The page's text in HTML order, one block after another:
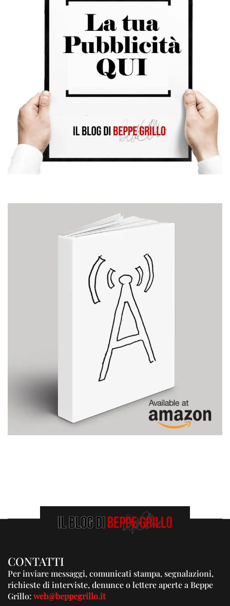
CONTATTI
Per inviare messaggi, comunicati stampa, segnalazioni,
richieste di interviste, denunce o lettere aperte a Beppe
Grillo:web@beppegrillo.it